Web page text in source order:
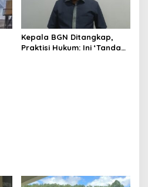
Kepala BGN Ditangkap,
Praktisi Hukum: Ini ‘Tanda